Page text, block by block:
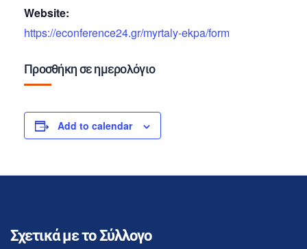
Website:
https://econference24.gr/myrtaly-ekpa/form
Προσθήκη σε ημερολόγιο
Add to calendar
Σχετικά με το Σύλλογο